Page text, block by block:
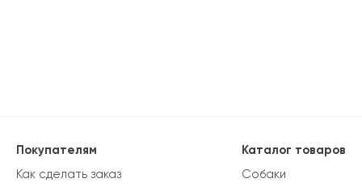
Каталог товаров
Собаки
Покупателям
Как сделать заказ